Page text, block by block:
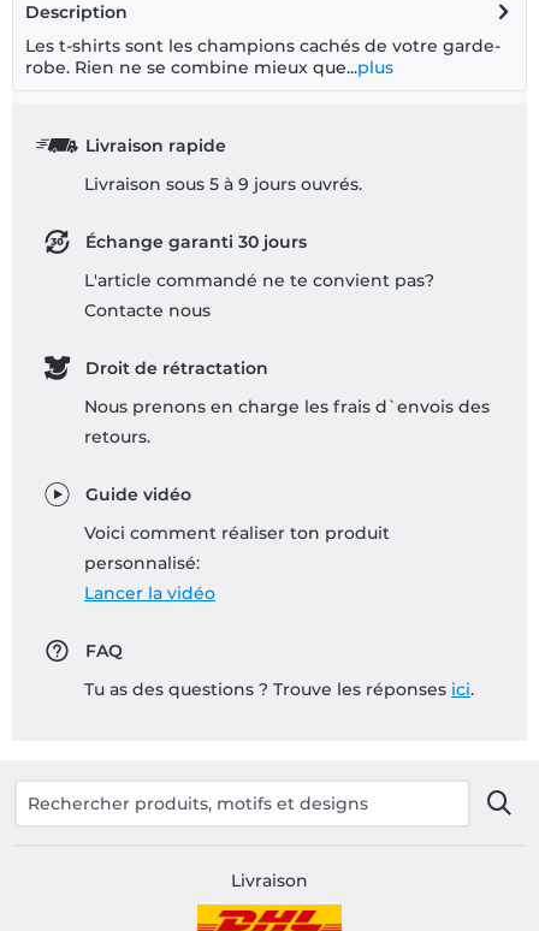
Description
Les t-shirts sont les champions cachés de votre garde-
robe. Rien ne se combine mieux que...plus
Livraison rapide
Livraison sous 5 à 9 jours ouvrés.
Échange garanti 30 jours
L'article commandé ne te convient pas?
Contacte nous
Droit de rétractation
Nous prenons en charge les frais d`envois des
retours.
Guide vidéo
Voici comment réaliser ton produit
personnalisé:
Lancer la vidéo
FAQ
Tu as des questions ? Trouve les réponses ici.
Livraison